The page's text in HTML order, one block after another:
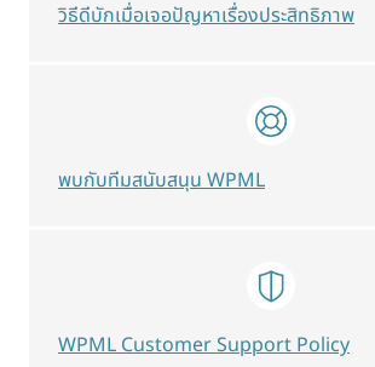
วิธีดีบักเมื่อเจอปัญหาเรื่องประสิทธิภาพ
พบกับทีมสนับสนุน WPML
WPML Customer Support Policy